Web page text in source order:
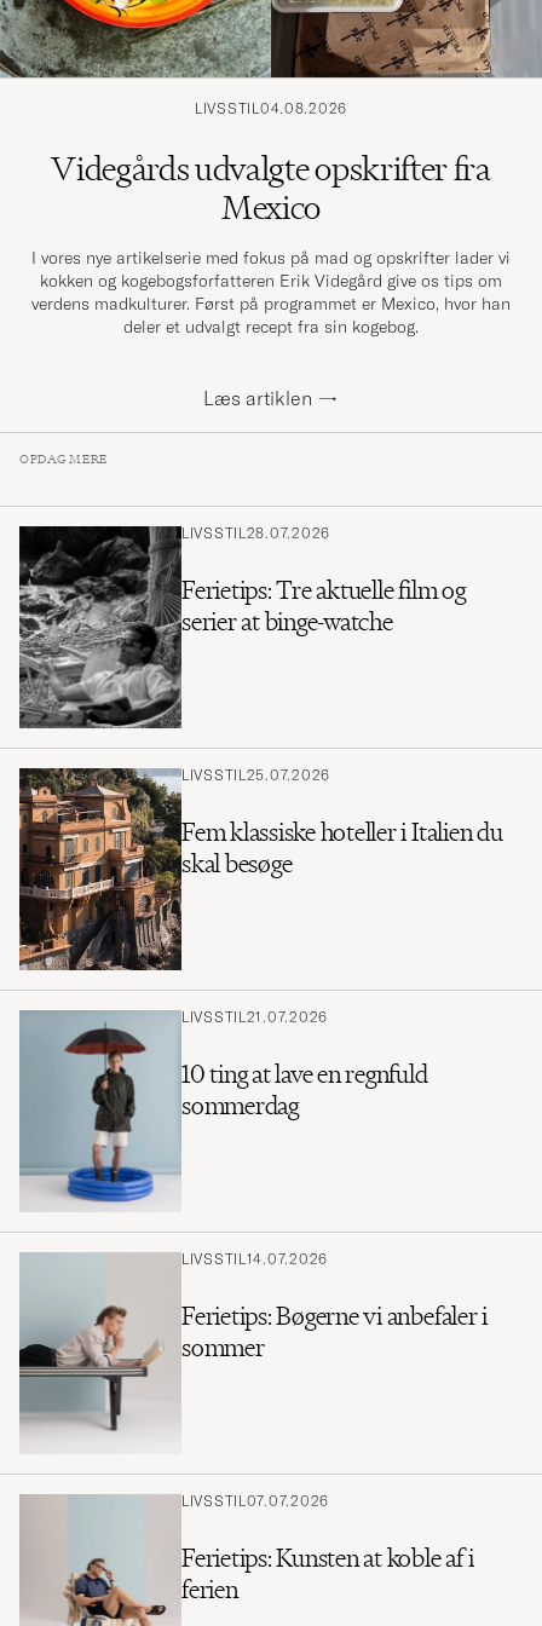
LIVSSTIL04.08.2026
Videgårds udvalgte opskrifter fra
Mexico
I vores nye artikelserie med fokus på mad og opskrifter lader vi
kokken og kogebogsforfatteren Erik Videgård give os tips om
verdens madkulturer. Først på programmet er Mexico, hvor han
deler et udvalgt recept fra sin kogebog.
Læs artiklen →
OPDAG MERE
LIVSSTIL28.07.2026
Ferietips: Tre aktuelle film og
serier at binge-watche
LIVSSTIL25.07.2026
Fem klassiske hoteller i Italien du
skal besøge
LIVSSTIL21.07.2026
10 ting at lave en regnfuld
sommerdag
LIVSSTIL14.07.2026
Ferietips: Bøgerne vi anbefaler i
sommer
LIVSSTIL07.07.2026
Ferietips: Kunsten at koble af i
ferien